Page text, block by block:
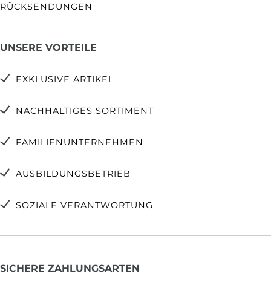
RÜCKSENDUNGEN
UNSERE VORTEILE
EXKLUSIVE ARTIKEL
NACHHALTIGES SORTIMENT
FAMILIENUNTERNEHMEN
AUSBILDUNGSBETRIEB
SOZIALE VERANTWORTUNG
SICHERE ZAHLUNGSARTEN